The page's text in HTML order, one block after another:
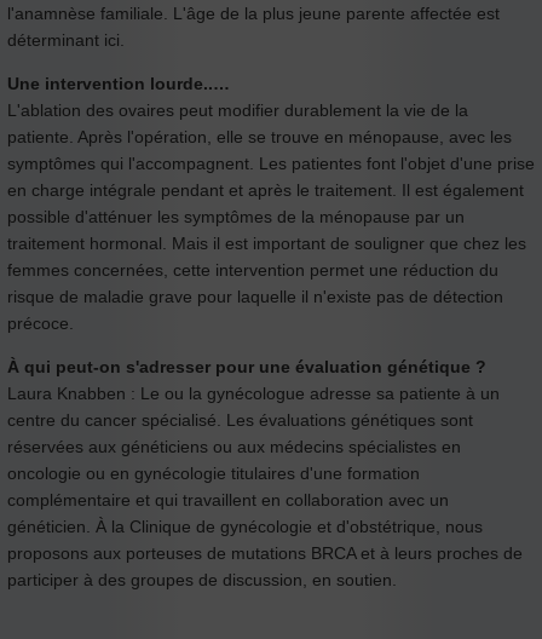
l'anamnèse familiale. L'âge de la plus jeune parente affectée est
déterminant ici.
Une intervention lourde..…
L'ablation des ovaires peut modifier durablement la vie de la
patiente. Après l'opération, elle se trouve en ménopause, avec les
symptômes qui l'accompagnent. Les patientes font l'objet d'une prise
en charge intégrale pendant et après le traitement. Il est également
possible d'atténuer les symptômes de la ménopause par un
traitement hormonal. Mais il est important de souligner que chez les
femmes concernées, cette intervention permet une réduction du
risque de maladie grave pour laquelle il n'existe pas de détection
précoce.
À qui peut-on s'adresser pour une évaluation génétique ?
Laura Knabben : Le ou la gynécologue adresse sa patiente à un
centre du cancer spécialisé. Les évaluations génétiques sont
réservées aux généticiens ou aux médecins spécialistes en
oncologie ou en gynécologie titulaires d'une formation
complémentaire et qui travaillent en collaboration avec un
généticien. À la Clinique de gynécologie et d'obstétrique, nous
proposons aux porteuses de mutations BRCA et à leurs proches de
participer à des groupes de discussion, en soutien.